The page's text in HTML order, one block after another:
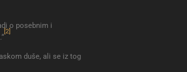
o posebnim i
[2]
duše, ali se iz tog